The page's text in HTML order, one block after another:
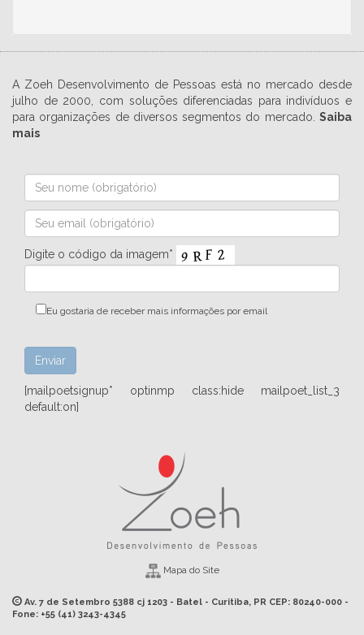
A Zoeh Desenvolvimento de Pessoas está no mercado desde
julho de 2000, com soluções diferenciadas para indivíduos e
para organizações de diversos segmentos do mercado. Saiba
mais
Digite o código da imagem*
Eu gostaria de receber mais informações por email
[mailpoetsignup* optinmp class:hide mailpoet_list_3
default:on]
Mapa do Site
Av. 7 de Setembro 5388 cj 1203 - Batel - Curitiba, PR CEP: 80240-000 -
Fone: +55 (41) 3243-4345